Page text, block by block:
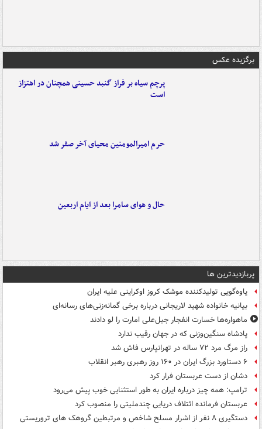
برگزیده عکس
پرچم سیاه بر فراز گنبد حسینی همچنان در اهتزاز
است
حرم امیرالمومنین محیای آخر صفر شد
حال و هوای سامرا بعد از ایام اربعین
پربازدیدترین ها
یاوه‌گویی تولیدکننده موشک کروز اوکراینی علیه ایران
بیانیه خانواده شهید لاریجانی درباره برخی گمانه‌زنی‌های رسانه‌ای
ماهواره‌ها خسارت انفجار جبل‌علی امارت را لو دادند
پادشاه سنگین‌وزنی که در جهان رقیب ندارد
راز مرگ مرد ۷۲ ساله در تهرانپارس فاش شد
۶ دستاورد بزرگ ایران در ۱۶۰ روز رهبری رهبر انقلاب
دشان از دست عربستان فرار کرد
ترامپ: همه چیز درباره ایران به طور استثنایی خوب پیش می‌رود
عربستان فرمانده ائتلاف دریایی چندملیتی را منصوب کرد
دستگیری ۸ نفر از اشرار مسلح شاخص و مرتبطین گروهک های تروریستی